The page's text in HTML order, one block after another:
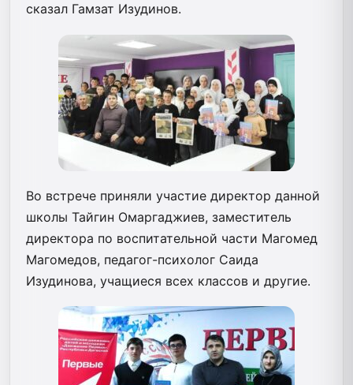
сказал Гамзат Изудинов.
Во встрече приняли участие директор данной
школы Тайгин Омаргаджиев, заместитель
директора по воспитательной части Магомед
Магомедов, педагог-психолог Саида
Изудинова, учащиеся всех классов и другие.